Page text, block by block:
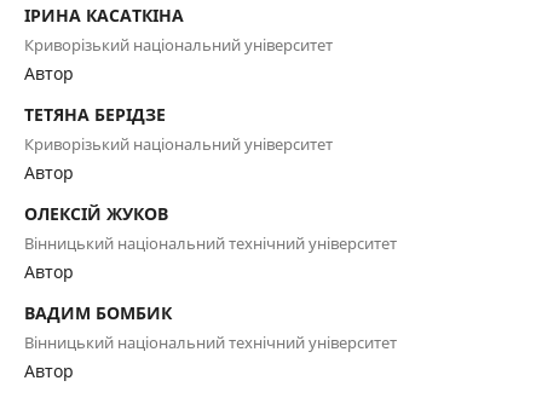
ІРИНА КАСАТКІНА
Криворізький національний університет
Автор
ТЕТЯНА БЕРІДЗЕ
Криворізький національний університет
Автор
ОЛЕКСІЙ ЖУКОВ
Вінницький національний технічний університет
Автор
ВАДИМ БОМБИК
Вінницький національний технічний університет
Автор